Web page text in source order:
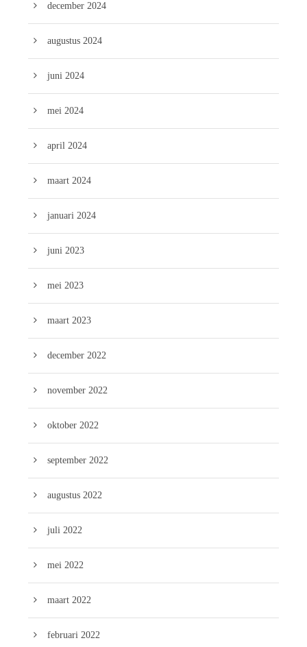
december 2024
augustus 2024
juni 2024
mei 2024
april 2024
maart 2024
januari 2024
juni 2023
mei 2023
maart 2023
december 2022
november 2022
oktober 2022
september 2022
augustus 2022
juli 2022
mei 2022
maart 2022
februari 2022